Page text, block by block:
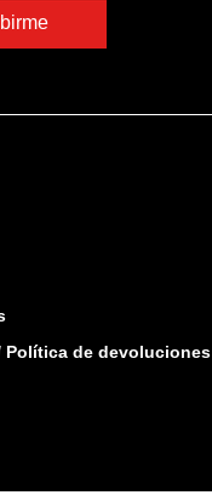
Política de devoluciones